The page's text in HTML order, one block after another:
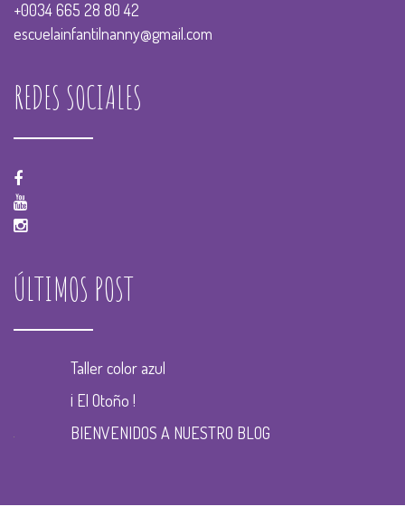
+0034 665 28 80 42
escuelainfantilnanny@gmail.com
REDES SOCIALES
ÚLTIMOS POST
Taller color azul
¡ El Otoño !
BIENVENIDOS A NUESTRO BLOG